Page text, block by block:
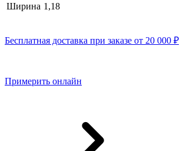
Ширина 1,18
Бесплатная доставка при заказе от 20 000 ₽
Примерить онлайн